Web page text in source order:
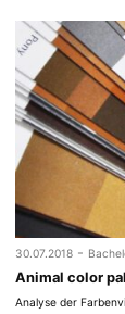
30.07.2018 -
Animal color
Analyse der